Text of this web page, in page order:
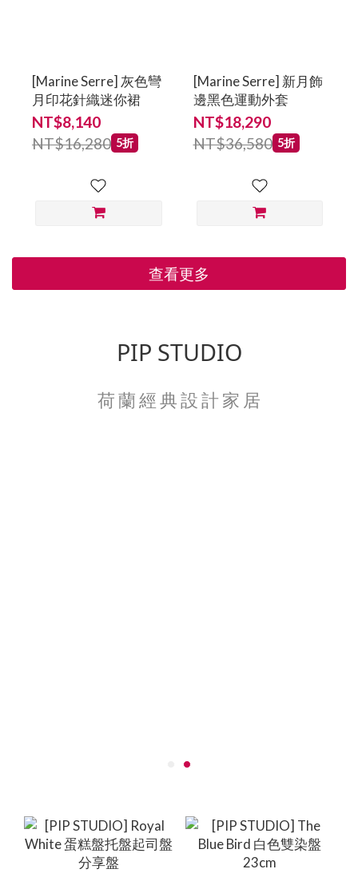
[Marine Serre] 灰色彎
月印花針織迷你裙
NT$8,140
NT$16,280 5折
[Marine Serre] 新月飾
邊黑色運動外套
NT$18,290
NT$36,580 5折
查看更多
PIP STUDIO
荷 蘭 經 典 設 計 家 居